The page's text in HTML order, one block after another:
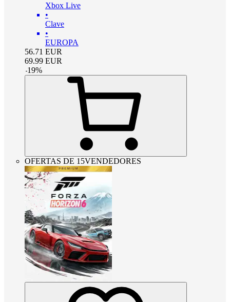
Xbox Live
•
Clave
•
EUROPA
56.71 EUR
69.99 EUR
-19%
OFERTAS DE 15VENDEDORES